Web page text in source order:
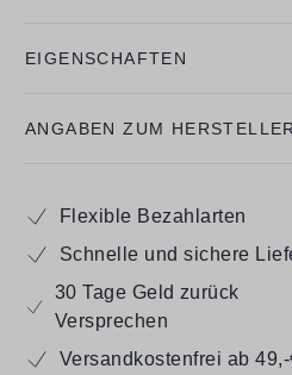
EIGENSCHAFTEN
ANGABEN ZUM HERSTELLER
Flexible Bezahlarten
Schnelle und sichere
30 Tage Geld zurück
Versprechen
Versandkostenfrei ab